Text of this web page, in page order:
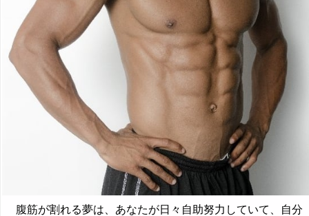
腹筋が割れる夢は、あなたが日々自助努力していて、自分